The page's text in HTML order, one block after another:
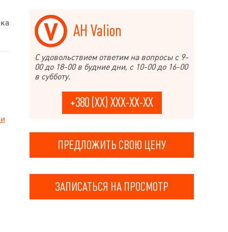
АН Valion
С удовольствием ответим на вопросы с 9-
00 до 18-00 в будние дни, с 10-00 до 16-00
в субботу.
+380 (XX) XXX-XX-XX
ПРЕДЛОЖИТЬ СВОЮ ЦЕНУ
ЗАПИСАТЬСЯ НА ПРОСМОТР